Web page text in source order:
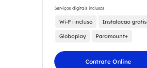
Serviços digitais inclusos
Wi-Fi incluso Instalacao gratis
Globoplay Paramount+
Contrate Online